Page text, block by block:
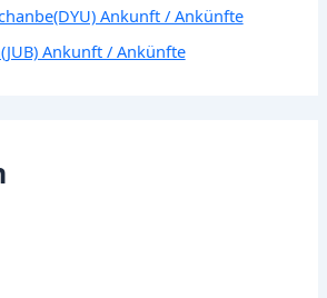
Ankunft / Ankünfte
Ankunft / Ankünfte